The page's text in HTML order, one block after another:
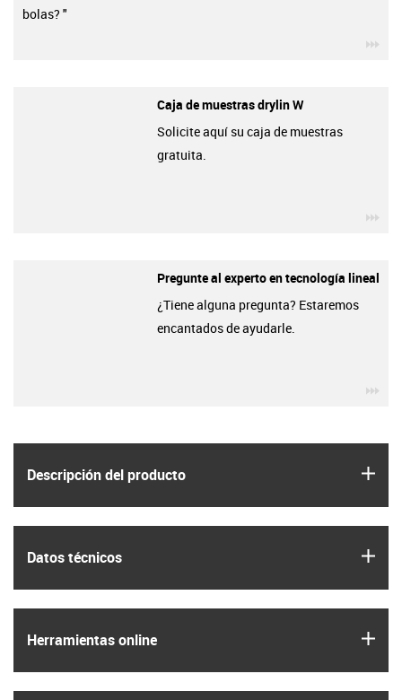
Descripción del producto
Datos técnicos
Herramientas online
bolas? "
Caja de muestras drylin W
Solicite aquí su caja de muestras
gratuita.
Pregunte al experto en tecnología lineal
¿Tiene alguna pregunta? Estaremos
encantados de ayudarle.